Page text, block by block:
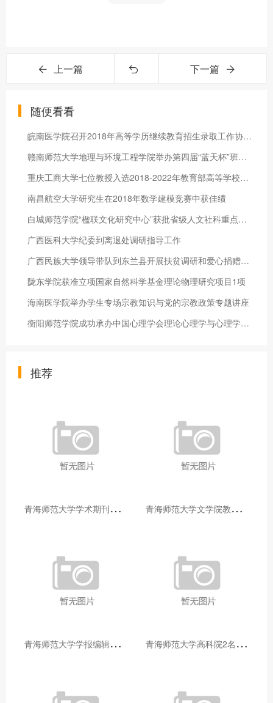
上一篇 下一篇
随便看看
皖南医学院召开2018年高等学历继续教育招生录取工作协调会
赣南师范大学地理与环境工程学院举办第四届“蓝天杯”班级风采展
重庆工商大学七位教授入选2018-2022年教育部高等学校教学指导委
南昌航空大学研究生在2018年数学建模竞赛中获佳绩
白城师范学院“楹联文化研究中心”获批省级人文社科重点研究基地
广西医科大学纪委到离退处调研指导工作
广西民族大学领导带队到东兰县开展扶贫调研和爱心捐赠活动
陇东学院获准立项国家自然科学基金理论物理研究项目1项
海南医学院举办学生专场宗教知识与党的宗教政策专题讲座
衡阳师范学院成功承办中国心理学会理论心理学与心理学史专业委员
推荐
青
海师范大学学术期刊两个专栏入选2025年青海省期刊重点专栏 青
海师范大学文学院教师赴山东省相关高校和学术机构交流学习
青
海师范大学学报编辑部赴大通县城关镇上毛佰胜村开展帮扶慰问活动 青
海师范大学高科院2名专家当选中国科学院院士